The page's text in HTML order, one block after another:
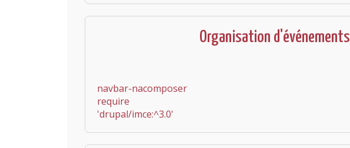
Organisation d'événements
navbar-nacomposer
require
'drupal/imce:^3.0'